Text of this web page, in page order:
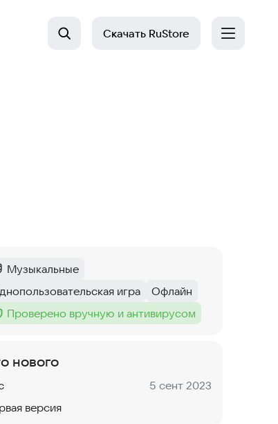
Скачать RuStore
:
Музыкальные
:
игра
Тег:
Офлайн
:
Проверено вручную и антивирусом
нового
Дата:
5 сент 2023
версия